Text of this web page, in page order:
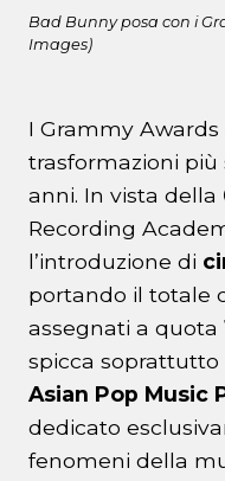
Bad Bunny posa con i
Images)
I Grammy
trasformazioni
anni. In vista della
Recording
l’introduzione di
portando il totale
assegnati a quota
spicca soprattutto
Asian Pop Music
dedicato
fenomeni della